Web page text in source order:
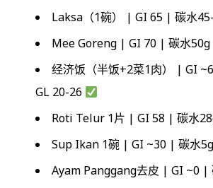
Laksa（1碗） | GI 65 | 碳水
Mee Goreng | GI 70 | 碳水
经济饭（半饭+2菜1肉） | GI
GL 20-26
Roti Telur 1片 | GI 58 | 碳水
Sup Ikan 1碗 | GI ~30 | 碳水
Ayam Panggang去皮 | GI ~0 |